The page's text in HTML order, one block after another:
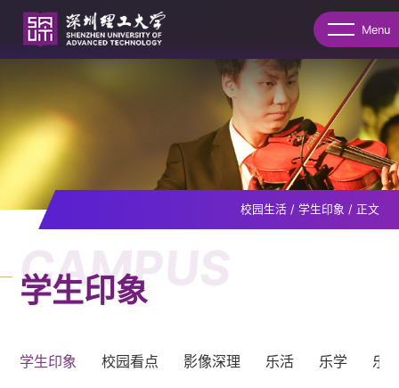
Menu
校园生活/ 学生印象 / 正文
CAMPUS
学生印象
学生印象 校园看点 影像深理 乐活 乐学 乐